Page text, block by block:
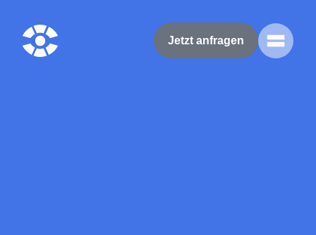
Jetzt anfragen